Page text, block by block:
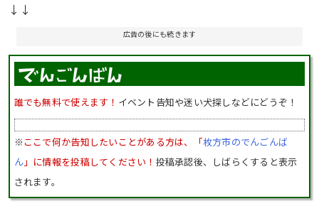
↓↓
広告の後にも続きます
誰でも無料で使えます！ イベント告知や迷い犬探しなどにどうぞ！
※ ここで何か告知したいことがある方は、「枚方市のでんごんば
ん」に情報を投稿してください！ 投稿承認後、しばらくすると表示
されます。